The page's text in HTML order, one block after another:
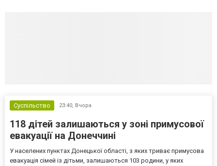
Суспільство 23:40, Вчора
118 дітей залишаються у зоні примусової
евакуації на Донеччині
У населених пунктах Донецької області, з яких триває примусова
евакуація сімей із дітьми, залишаються 103 родини, у яких